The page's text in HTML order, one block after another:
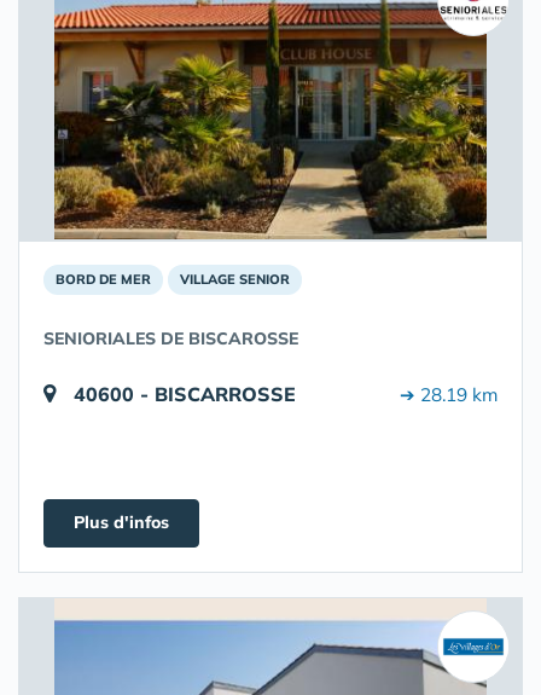
BORD DE MER VILLAGE SENIOR
SENIORIALES DE BISCAROSSE
40600 - BISCARROSSE ➔ 28.19 km
Plus d'infos